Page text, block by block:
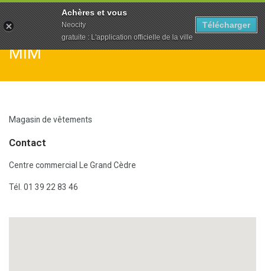
MIM
Magasin de vêtements
Contact
Centre commercial Le Grand Cèdre
Tél. 01 39 22 83 46
Achères et vous
Neocity
gratuite : L'application officielle de la ville
Télécharger